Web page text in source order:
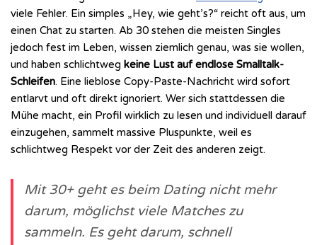
viele Fehler. Ein simples „Hey, wie geht’s?“ reicht oft aus, um
einen Chat zu starten. Ab 30 stehen die meisten Singles
jedoch fest im Leben, wissen ziemlich genau, was sie wollen,
und haben schlichtweg keine Lust auf endlose Smalltalk-
Schleifen. Eine lieblose Copy-Paste-Nachricht wird sofort
entlarvt und oft direkt ignoriert. Wer sich stattdessen die
Mühe macht, ein Profil wirklich zu lesen und individuell darauf
einzugehen, sammelt massive Pluspunkte, weil es
schlichtweg Respekt vor der Zeit des anderen zeigt.
Mit 30+ geht es beim Dating nicht mehr
darum, möglichst viele Matches zu
sammeln. Es geht darum, schnell